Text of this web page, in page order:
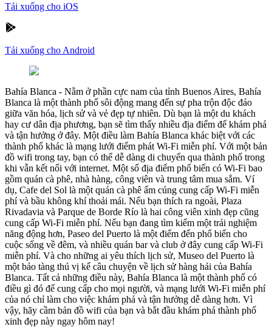
Tải xuống cho iOS
Tải xuống cho Android
Bahía Blanca - Nằm ở phần cực nam của tỉnh Buenos Aires, Bahía
Blanca là một thành phố sôi động mang đến sự pha trộn độc đáo
giữa văn hóa, lịch sử và vẻ đẹp tự nhiên. Dù bạn là một du khách
hay cư dân địa phương, bạn sẽ tìm thấy nhiều địa điểm để khám phá
và tận hưởng ở đây. Một điều làm Bahía Blanca khác biệt với các
thành phố khác là mạng lưới điểm phát Wi-Fi miễn phí. Với một bản
đồ wifi trong tay, bạn có thể dễ dàng di chuyển qua thành phố trong
khi vẫn kết nối với internet. Một số địa điểm phổ biến có Wi-Fi bao
gồm quán cà phê, nhà hàng, công viên và trung tâm mua sắm. Ví
dụ, Cafe del Sol là một quán cà phê ấm cúng cung cấp Wi-Fi miễn
phí và bầu không khí thoải mái. Nếu bạn thích ra ngoài, Plaza
Rivadavia và Parque de Borde Río là hai công viên xinh đẹp cũng
cung cấp Wi-Fi miễn phí. Nếu bạn đang tìm kiếm một trải nghiệm
năng động hơn, Paseo del Puerto là một điểm đến phổ biến cho
cuộc sống về đêm, và nhiều quán bar và club ở đây cung cấp Wi-Fi
miễn phí. Và cho những ai yêu thích lịch sử, Museo del Puerto là
một bảo tàng thú vị kể câu chuyện về lịch sử hàng hải của Bahía
Blanca. Tất cả những điều này, Bahía Blanca là một thành phố có
điều gì đó để cung cấp cho mọi người, và mạng lưới Wi-Fi miễn phí
của nó chỉ làm cho việc khám phá và tận hưởng dễ dàng hơn. Vì
vậy, hãy cầm bản đồ wifi của bạn và bắt đầu khám phá thành phố
xinh đẹp này ngay hôm nay!